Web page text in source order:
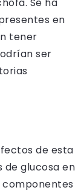
en
tener
ser
de esta
de glucosa en
componentes